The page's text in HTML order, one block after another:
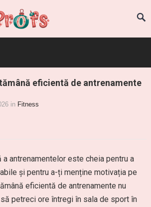
eficientă de antrenamente
in Fitness
antrenamentelor este cheia pentru a
și pentru a-ți menține motivația pe
eficientă de antrenamente nu
petreci ore întregi în sala de sport în